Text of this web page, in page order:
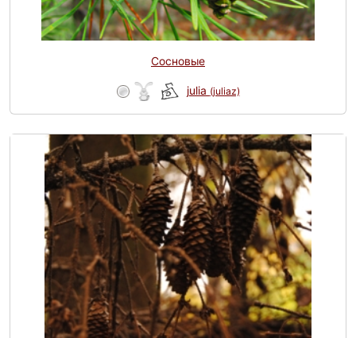
Сосновые
julia (juliaz)